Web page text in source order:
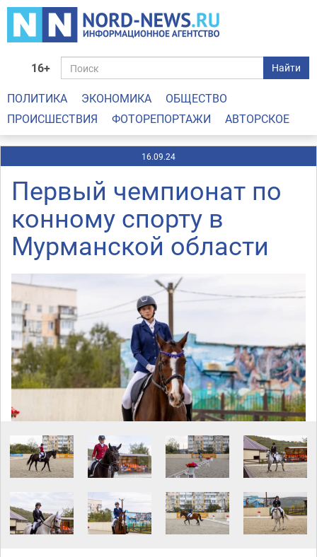
16+ Найти
ПОЛИТИКА ЭКОНОМИКА
ОБЩЕСТВО
ПРОИСШЕСТВИЯ
ФОТОРЕПОРТАЖИ АВТОРСКОЕ
16.09.24
Первый чемпионат по
конному спорту в
Мурманской области